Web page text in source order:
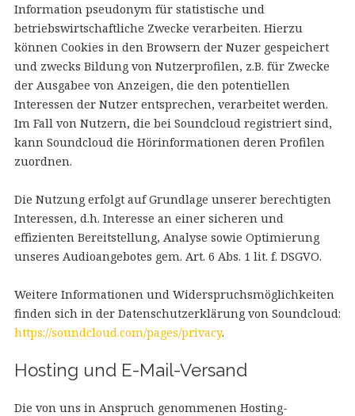
Information pseudonym für statistische und
betriebswirtschaftliche Zwecke verarbeiten. Hierzu
können Cookies in den Browsern der Nuzer gespeichert
und zwecks Bildung von Nutzerprofilen, z.B. für Zwecke
der Ausgabee von Anzeigen, die den potentiellen
Interessen der Nutzer entsprechen, verarbeitet werden.
Im Fall von Nutzern, die bei Soundcloud registriert sind,
kann Soundcloud die Hörinformationen deren Profilen
zuordnen.
Die Nutzung erfolgt auf Grundlage unserer berechtigten
Interessen, d.h. Interesse an einer sicheren und
effizienten Bereitstellung, Analyse sowie Optimierung
unseres Audioangebotes gem. Art. 6 Abs. 1 lit. f. DSGVO.
Weitere Informationen und Widerspruchsmöglichkeiten
finden sich in der Datenschutzerklärung von Soundcloud:
https://soundcloud.com/pages/privacy.
Hosting und E-Mail-Versand
Die von uns in Anspruch genommenen Hosting-